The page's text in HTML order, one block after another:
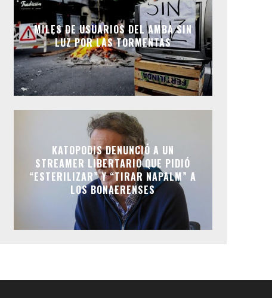
MILES DE USUARIOS DEL AMBA SIN
LUZ POR LAS TORMENTAS
KATOPODIS DENUNCIÓ A UN
STREAMER LIBERTARIO QUE PIDIÓ
“ESTERILIZAR” Y “TIRAR NAPALM” A
LOS BONAERENSES